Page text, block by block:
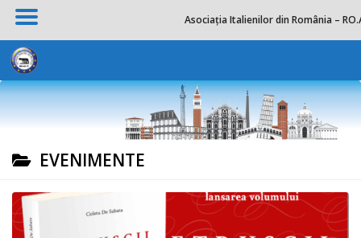
Skip to content
EVENIMENTE
Asociația Italienilor din România –